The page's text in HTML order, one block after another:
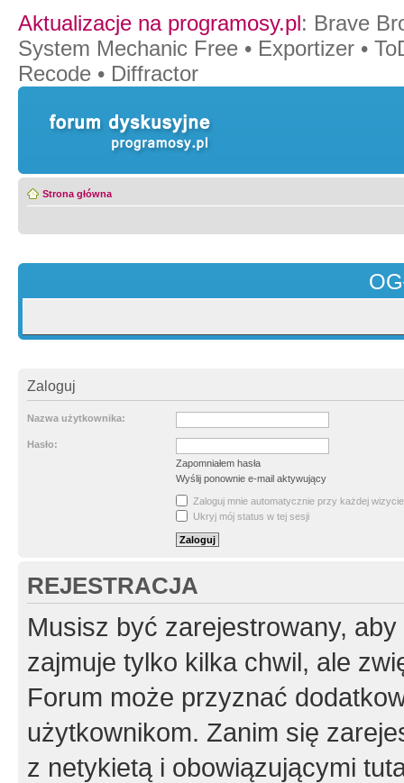
Aktualizacje na programosy.pl: Brave
System Mechanic Free • Exportizer •
Recode • Diffractor
Strona główna
Zaloguj
Nazwa użytkownika:
Hasło:
Zapomniałem hasła
Wyślij ponownie e-mail aktywujący
Zaloguj mnie automatycznie przy każdej wizycie
Ukryj mój status w tej sesji
REJESTRACJA
Musisz być zarejestrowany,
zajmuje tylko kilka chwil, ale
Forum może przyznać
użytkownikom. Zanim się
z netykietą i obowiązującymi